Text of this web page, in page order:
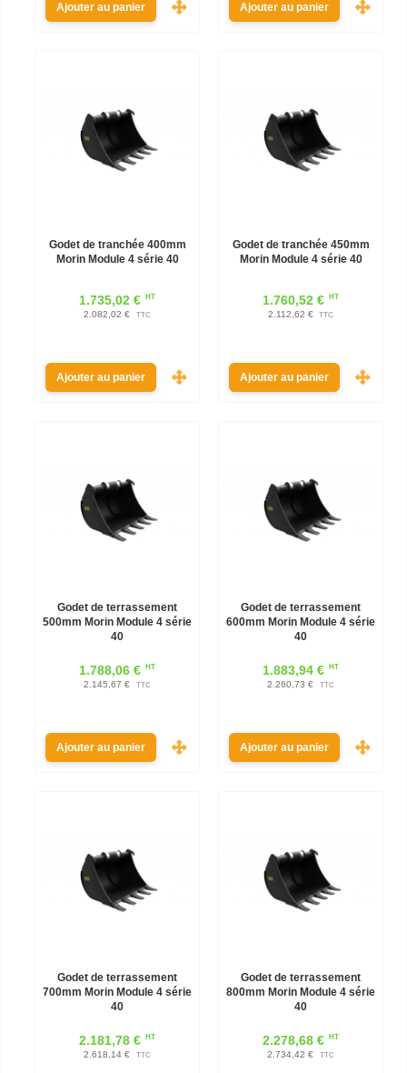
Ajouter au panier Ajouter au panier
Godet de tranchée 400mm
Morin Module 4 série 40
1.735,02 € HT
2.082,02 € TTC
Ajouter au panier
Godet de tranchée 450mm
Morin Module 4 série 40
1.760,52 € HT
2.112,62 € TTC
Ajouter au panier
Godet de terrassement
500mm Morin Module 4 série
40
1.788,06 € HT
2.145,67 € TTC
Ajouter au panier
Godet de terrassement
600mm Morin Module 4 série
40
1.883,94 € HT
2.260,73 € TTC
Ajouter au panier
Godet de terrassement
700mm Morin Module 4 série
40
2.181,78 € HT
2.618,14 € TTC
Godet de terrassement
800mm Morin Module 4 série
40
2.278,68 € HT
2.734,42 € TTC